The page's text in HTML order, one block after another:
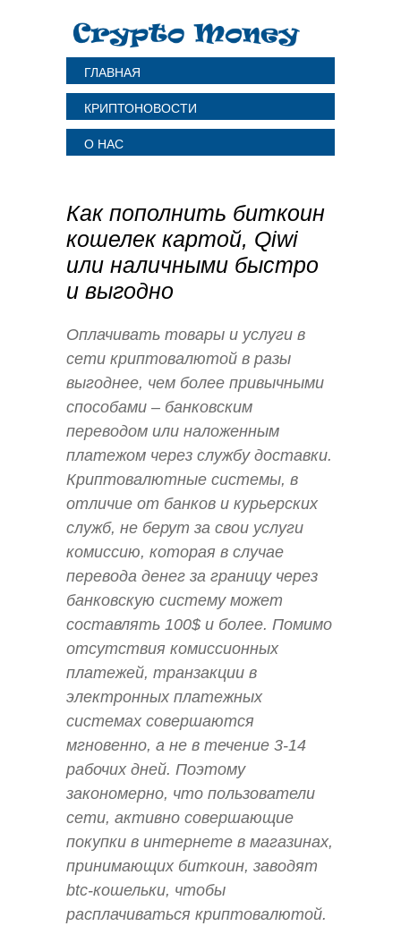
ГЛАВНАЯ
КРИПТОНОВОСТИ
О НАС
Как пополнить биткоин
кошелек картой, Qiwi
или наличными быстро
и выгодно
Оплачивать товары и услуги в
сети криптовалютой в разы
выгоднее, чем более привычными
способами – банковским
переводом или наложенным
платежом через службу доставки.
Криптовалютные системы, в
отличие от банков и курьерских
служб, не берут за свои услуги
комиссию, которая в случае
перевода денег за границу через
банковскую систему может
составлять 100$ и более. Помимо
отсутствия комиссионных
платежей, транзакции в
электронных платежных
системах совершаются
мгновенно, а не в течение 3-14
рабочих дней. Поэтому
закономерно, что пользователи
сети, активно совершающие
покупки в интернете в магазинах,
принимающих биткоин, заводят
btc-кошельки, чтобы
расплачиваться криптовалютой.